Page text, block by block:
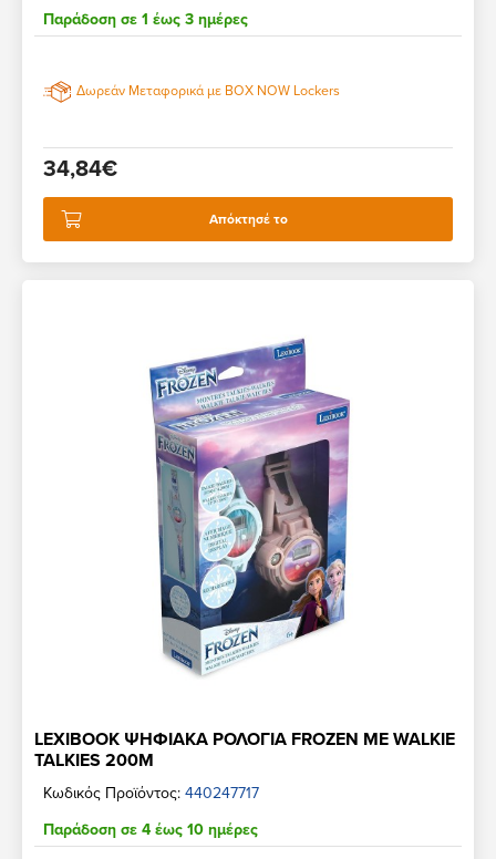
Παράδοση σε 1 έως 3 ημέρες
Δωρεάν Μεταφορικά με BOX NOW Lockers
34,84€
Απόκτησέ το
LEXIBOOK ΨΗΦΙΑΚΑ ΡΟΛΟΓΙΑ FROZEN ΜΕ WALKIE
TALKIES 200M
Κωδικός Προϊόντος: 440247717
Παράδοση σε 4 έως 10 ημέρες